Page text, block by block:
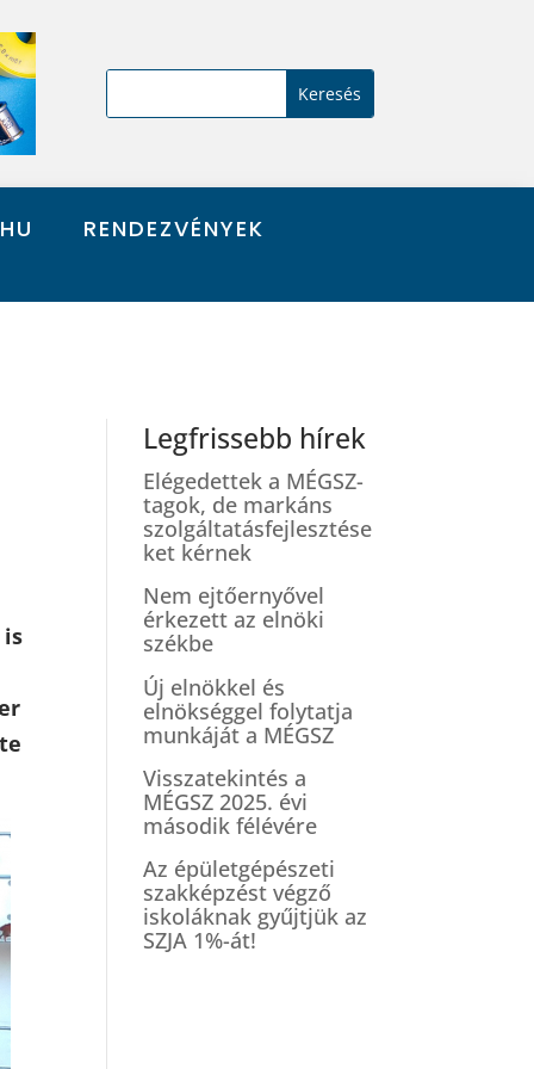
RENDEZVÉNYEK
is
Legfrissebb hírek
Elégedettek a MÉGSZ-
tagok, de markáns
szolgáltatásfejlesztése
ket kérnek
Nem ejtőernyővel
érkezett az elnöki
székbe
Új elnökkel és
elnökséggel folytatja
munkáját a MÉGSZ
Visszatekintés a
MÉGSZ 2025. évi
második félévére
Az épületgépészeti
szakképzést végző
iskoláknak gyűjtjük az
SZJA 1%-át!